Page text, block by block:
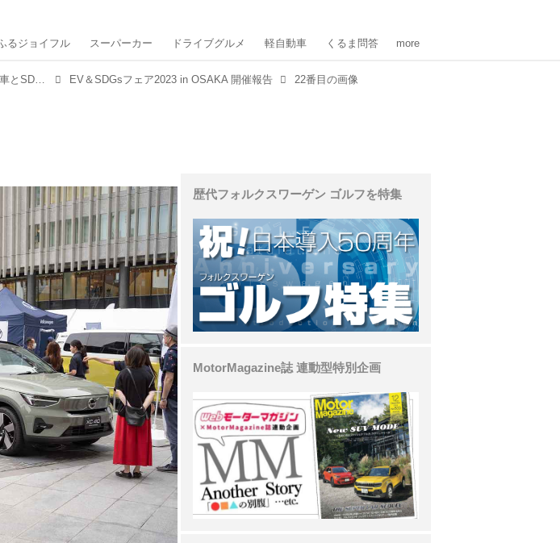
るジョイフル スーパーカー ドライブグルメ 軽自動車 くるま問答 more
【開催報告】子どもから大人まで楽しめる、最新電動車とSDGsのイベント「EV＆SDGsフェア2023 in OSAKA」が閉幕 EV＆SDGsフェア2023 in OSAKA 開催報告 22番目の画像
歴代フォルクスワーゲン ゴルフを特集
MotorMagazine誌 連動型特別企画